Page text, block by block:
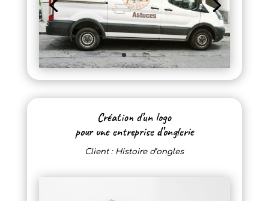
Création d’un logo
pour une entreprise d’onglerie
Client : Histoire d’ongles